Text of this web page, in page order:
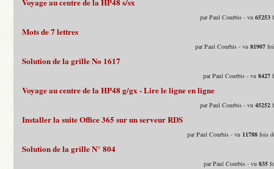
Voyage au centre de la HP48 s/sx
par Paul Courbis - vu65253
Mots de 7 lettres
par Paul Courbis - vu81907
Solution de la grille No 1617
par Paul Courbis - vu8427
Voyage au centre de la HP48 g/gx - Lire le ligne en ligne
par Paul Courbis - vu45252
Installer la suite Office 365 sur un serveur RDS
par Paul Courbis - vu 11788 fois
Solution de la grille N° 804
par Paul Courbis - vu835